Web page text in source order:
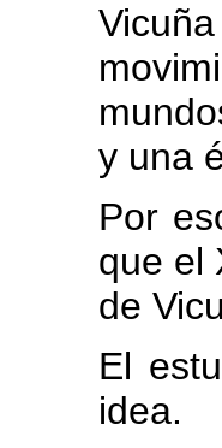
y una
Por
que el
de
El
idea.